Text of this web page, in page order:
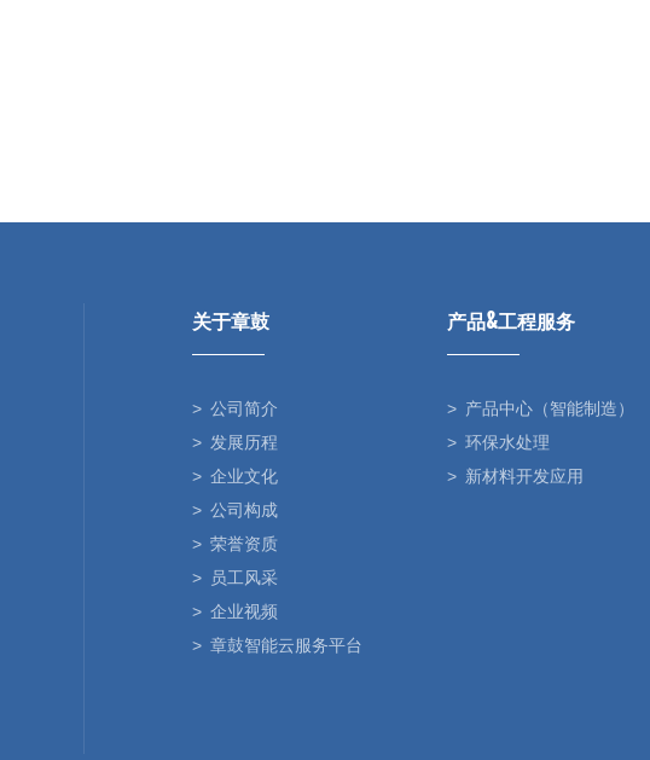
关于章鼓
公司简介
发展历程
企业文化
公司构成
荣誉资质
员工风采
企业视频
章鼓智能云服务平台
产品&工程服务
产品中心（智能制造）
环保水处理
新材料开发应用